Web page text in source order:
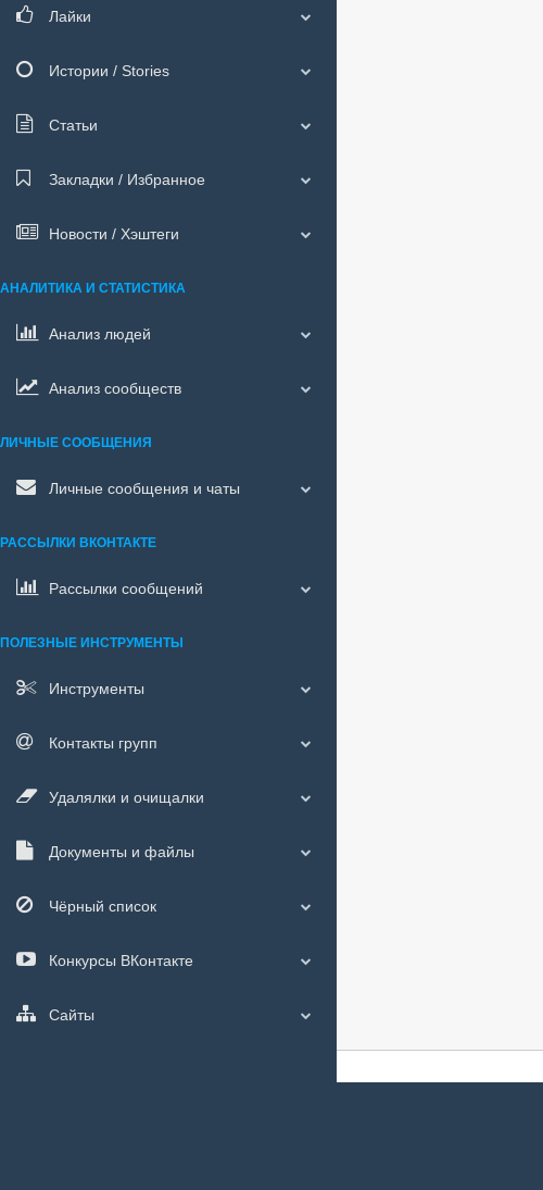
Лайки
Истории / Stories
Статьи
Закладки / Избранное
Новости / Хэштеги
АНАЛИТИКА И СТАТИСТИКА
Анализ людей
Анализ сообществ
ЛИЧНЫЕ СООБЩЕНИЯ
Личные сообщения и чаты
РАССЫЛКИ ВКОНТАКТЕ
Рассылки сообщений
ПОЛЕЗНЫЕ ИНСТРУМЕНТЫ
Инструменты
Контакты групп
Удалялки и очищалки
Документы и файлы
Чёрный список
Конкурсы ВКонтакте
Сайты